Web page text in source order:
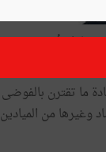
بلدان أخرى في
ما تقترن بالفوضى
وغيرها من الميادين